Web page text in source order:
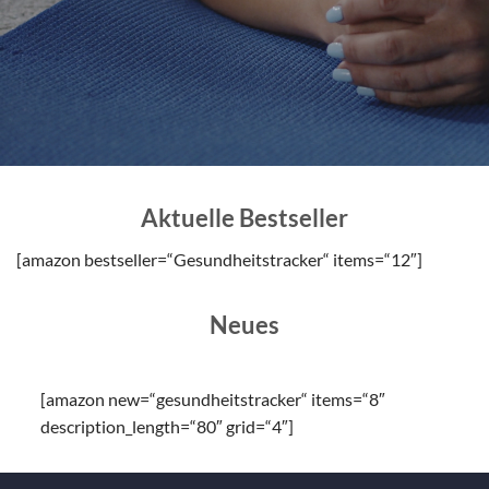
Aktuelle Bestseller
[amazon bestseller=“Gesundheitstracker“ items=“12″]
Neues
[amazon new=“gesundheitstracker“ items=“8″
description_length=“80″ grid=“4″]